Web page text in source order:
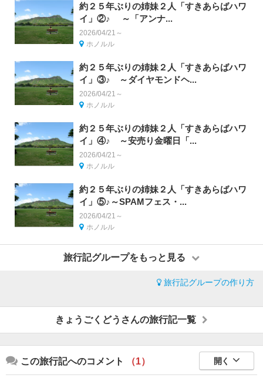
約２５年ぶりの姉妹２人「すきあらばハワ
イ」②♪ ～「アンナ...
2026/04/21～
ホノルル
約２５年ぶりの姉妹２人「すきあらばハワ
イ」③♪ ～ダイヤモンドヘ...
2026/04/21～
ホノルル
約２５年ぶりの姉妹２人「すきあらばハワ
イ」④♪ ～安売り金曜日「...
2026/04/21～
ホノルル
約２５年ぶりの姉妹２人「すきあらばハワ
イ」⑤♪～SPAMフェス・...
2026/04/21～
ホノルル
旅行記グループをもっと見る
旅行記グループの作り方
きょうごくどうさんの旅行記一覧
この旅行記へのコメント （1） 開く